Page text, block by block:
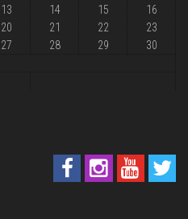
13 14 15
16
20 21 22
23
27 28 29
30